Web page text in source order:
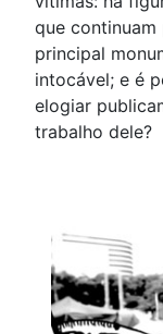
que continuam
principal
intocável; e é
elogiar
trabalho dele?